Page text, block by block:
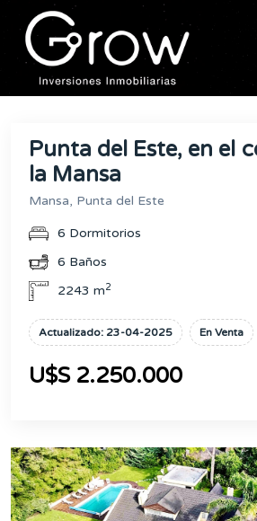
Punta del Este, en el
la Mansa
Mansa, Punta del Este
6 Dormitorios
6 Baños
2243 m2
Actualizado: 23-04-2025 En Venta
U$S 2.250.000